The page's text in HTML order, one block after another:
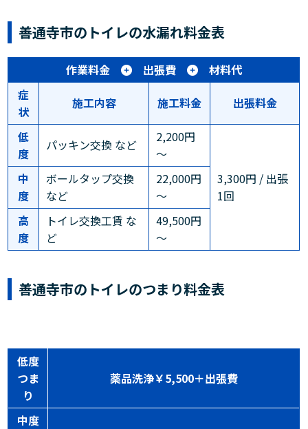
善通寺市のトイレの水漏れ料金表
作業料金 出張費
材料代
症
状
施工内容 施工料金 出張料金
低
度
パッキン交換 など
2,200円
～
3,300円 / 出張
1回
中
度
ボールタップ交換
など
22,000円
～
高
度
トイレ交換工賃 な
ど
49,500円
～
善通寺市のトイレのつまり料金表
低度
つま
り
薬品洗浄￥5,500＋出張費
中度